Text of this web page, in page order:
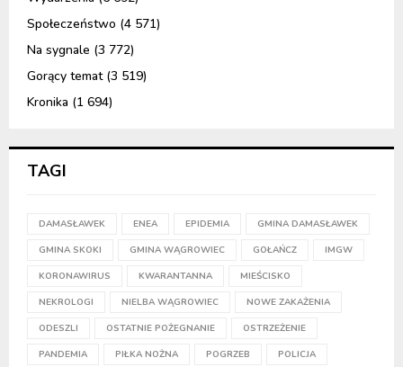
Społeczeństwo (4 571)
Na sygnale (3 772)
Gorący temat(3 519)
Kronika (1 694)
TAGI
DAMASŁAWEK ENEA EPIDEMIA GMINA DAMASŁAWEK
GMINA SKOKI GMINA WĄGROWIEC GOŁAŃCZ IMGW
KORONAWIRUS KWARANTANNA MIEŚCISKO
NEKROLOGI NIELBA WĄGROWIEC NOWE ZAKAŻENIA
ODESZLI OSTATNIE POŻEGNANIE OSTRZEŻENIE
PANDEMIA PIŁKA NOŻNA POGRZEB POLICJA